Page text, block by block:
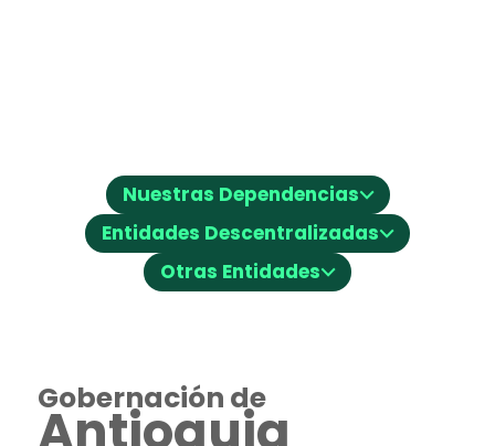
Nuestras Dependencias⌵
Entidades Descentralizadas⌵
Otras Entidades⌵
Gobernación de